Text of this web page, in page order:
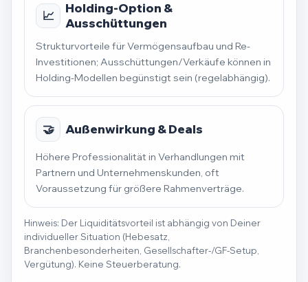
📈
Holding-Option &
Ausschüttungen
Strukturvorteile für Vermögensaufbau und Re-
Investitionen; Ausschüttungen/Verkäufe können in
Holding-Modellen begünstigt sein (regelabhängig).
🤝 Außenwirkung & Deals
Höhere Professionalität in Verhandlungen mit
Partnern und Unternehmenskunden, oft
Voraussetzung für größere Rahmenverträge.
Hinweis: Der Liquiditätsvorteil ist abhängig von Deiner
individueller Situation (Hebesatz,
Branchenbesonderheiten, Gesellschafter-/GF-Setup,
Vergütung). Keine Steuerberatung.